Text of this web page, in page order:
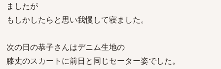
ましたが
もしかしたらと思い我慢して寝ました。
次の日の恭子さんはデニム生地の
膝丈のスカートに前日と同じセーター姿でした。